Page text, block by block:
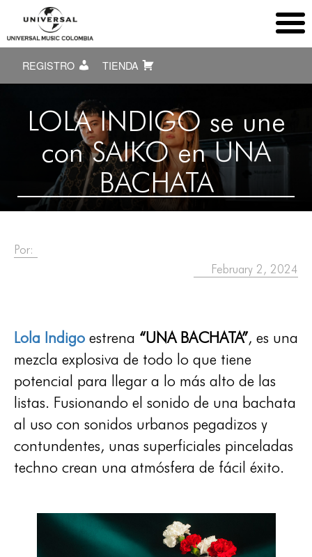
REGISTRO TIENDA
LOLA INDIGO se une
con SAIKO en UNA
BACHATA
Por:
February 2, 2024
Lola Indigo estrena “UNA BACHATA”, es una
mezcla explosiva de todo lo que tiene
potencial para llegar a lo más alto de las
listas. Fusionando el sonido de una bachata
al uso con sonidos urbanos pegadizos y
contundentes, unas superficiales pinceladas
techno crean una atmósfera de fácil éxito.